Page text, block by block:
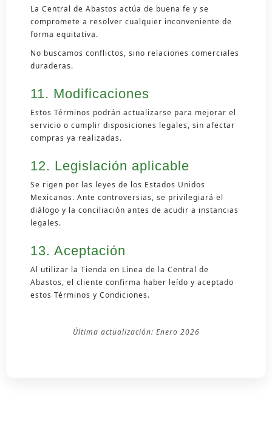
La Central de Abastos actúa de buena fe y se
compromete a resolver cualquier inconveniente de
forma equitativa.
No buscamos conflictos, sino relaciones comerciales
duraderas.
11. Modificaciones
Estos Términos podrán actualizarse para mejorar el
servicio o cumplir disposiciones legales, sin afectar
compras ya realizadas.
12. Legislación aplicable
Se rigen por las leyes de los Estados Unidos
Mexicanos. Ante controversias, se privilegiará el
diálogo y la conciliación antes de acudir a instancias
legales.
13. Aceptación
Al utilizar la Tienda en Línea de la Central de
Abastos, el cliente confirma haber leído y aceptado
estos Términos y Condiciones.
Última actualización: Enero 2026